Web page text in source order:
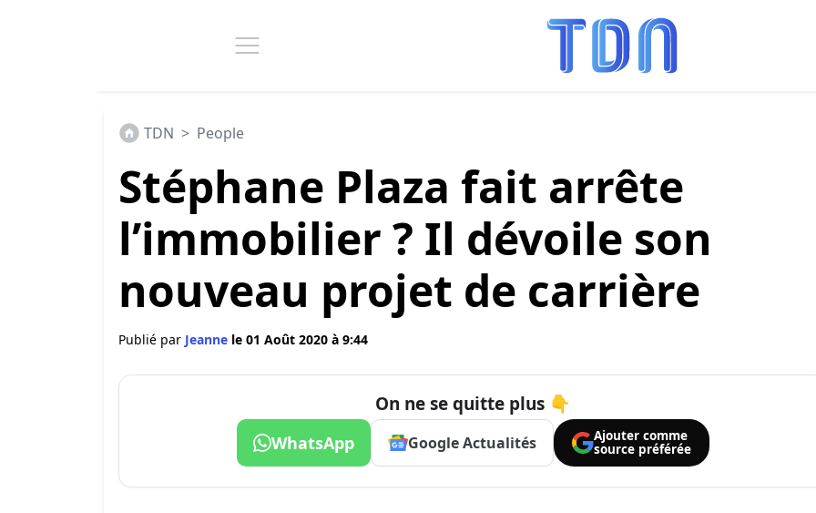
TDN > People
Stéphane Plaza fait arrête
l’immobilier ? Il dévoile son
nouveau projet de carrière
Publié par Jeanne le 01 Août 2020 à 9:44
On ne se quitte plus 👇
WhatsApp Google Actualités
Ajouter comme
source préférée